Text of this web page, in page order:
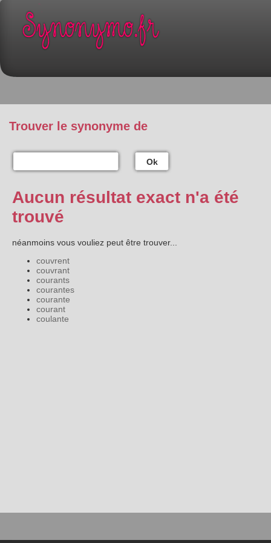
Trouver le synonyme de
Ok
Aucun résultat exact n'a été
trouvé
néanmoins vous vouliez peut être trouver...
couvrent
couvrant
courants
courantes
courante
courant
coulante